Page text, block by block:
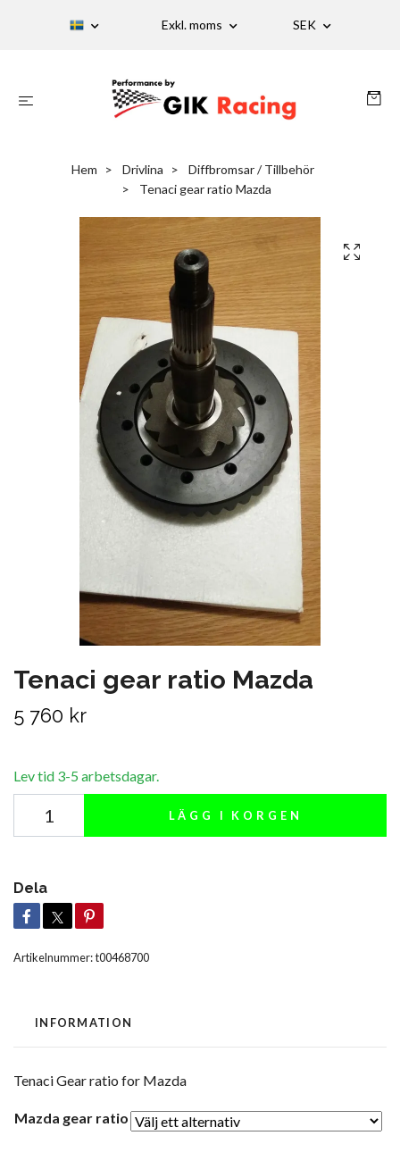
Exkl. moms SEK
Hem Drivlina
Diffbromsar / Tillbehör
Tenaci gear ratio Mazda
Tenaci gear ratio Mazda
5 760 kr
Lev tid 3-5 arbetsdagar.
LÄGG I KORGEN
Dela
Artikelnummer:t00468700
INFORMATION
Tenaci Gear ratio for Mazda
Mazda gear ratio